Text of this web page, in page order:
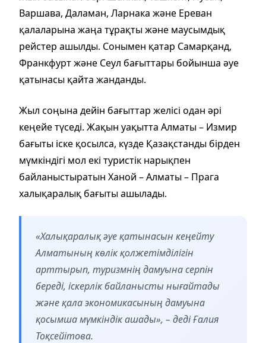
Варшава, Даламан, Ларнака және Ереван
қалаларына жаңа тұрақты және маусымдық
рейстер ашылды. Сонымен қатар Самарқанд,
Франкфурт және Сеул бағыттары бойынша әуе
қатынасы қайта жанданды.
Жыл соңына дейін бағыттар желісі одан әрі
кеңейе түседі. Жақын уақытта Алматы – Измир
бағыты іске қосылса, күзде Қазақстанды бірден
мүмкіндігі мол екі туристік нарықпен
байланыстыратын Ханой – Алматы – Прага
халықаралық бағыты ашылады.
«Халықаралық әуе қатынасын кеңейту
Алматының көлік қолжетімділігін
арттырып, туризмнің дамуына серпін
береді, іскерлік байланысты нығайтады
және қала экономикасының дамуына
қосымша мүмкіндік ашады», – деді Ғалия
Тоқсейітова.